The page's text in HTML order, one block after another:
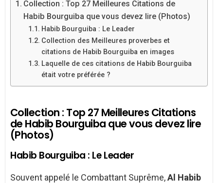
Collection : Top 27 Meilleures Citations de
Habib Bourguiba que vous devez lire (Photos)
Habib Bourguiba : Le Leader
Collection des Meilleures proverbes et
citations de Habib Bourguiba en images
Laquelle de ces citations de Habib Bourguiba
était votre préférée ?
Collection : Top 27 Meilleures Citations
de Habib Bourguiba que vous devez lire
(Photos)
Habib Bourguiba : Le Leader
Souvent appelé le Combattant Suprême,Al Habib